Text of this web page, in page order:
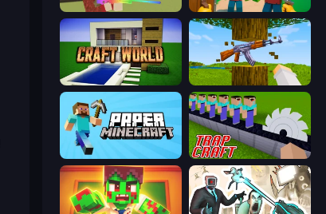
Voxiom.io Obby & Dead River
Craft World Mine Shooter 3D
Paper Minecraft Trap Craft